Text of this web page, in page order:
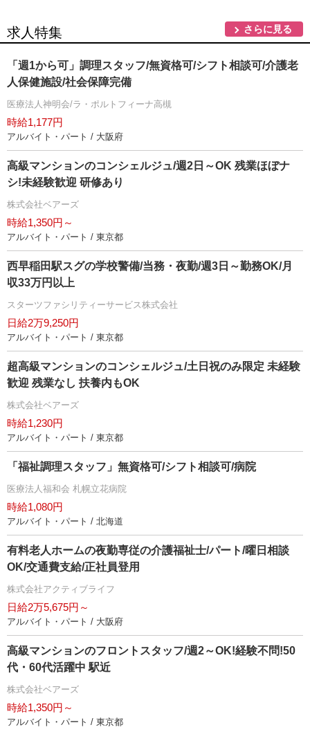
求人特集 さらに見る
「週1から可」調理スタッフ/無資格可/シフト相談可/介護老
人保健施設/社会保障完備
医療法人神明会/ラ・ポルトフィーナ高槻
時給1,177円
アルバイト・パート / 大阪府
高級マンションのコンシェルジュ/週2日～OK 残業ほぼナ
シ!未経験歓迎 研修あり
株式会社ベアーズ
時給1,350円～
アルバイト・パート / 東京都
西早稲田駅スグの学校警備/当務・夜勤/週3日～勤務OK/月
収33万円以上
スターツファシリティーサービス株式会社
日給2万9,250円
アルバイト・パート / 東京都
超高級マンションのコンシェルジュ/土日祝のみ限定 未経験
歓迎 残業なし 扶養内もOK
株式会社ベアーズ
時給1,230円
アルバイト・パート / 東京都
「福祉調理スタッフ」無資格可/シフト相談可/病院
医療法人福和会 札幌立花病院
時給1,080円
アルバイト・パート / 北海道
有料老人ホームの夜勤専従の介護福祉士/パート/曜日相談
OK/交通費支給/正社員登用
株式会社アクティブライフ
日給2万5,675円～
アルバイト・パート / 大阪府
高級マンションのフロントスタッフ/週2～OK!経験不問!50
代・60代活躍中 駅近
株式会社ベアーズ
時給1,350円～
アルバイト・パート / 東京都